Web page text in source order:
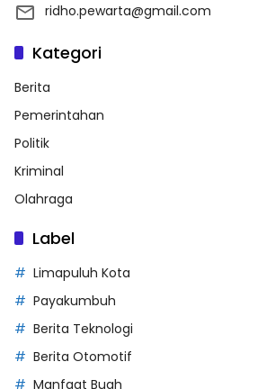
ridho.pewarta@gmail.com
Kategori
Berita
Pemerintahan
Politik
Kriminal
Olahraga
Label
Limapuluh Kota
Payakumbuh
Berita Teknologi
Berita Otomotif
Manfaat Buah